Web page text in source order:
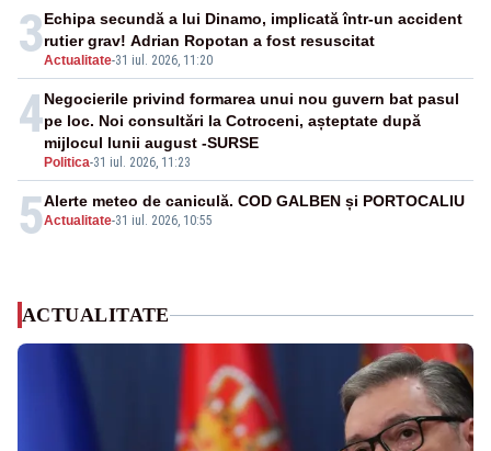
3Actualitate-31 iul. 2026, 11:20
Echipa secundă a lui Dinamo, implicată într-un accident
rutier grav! Adrian Ropotan a fost resuscitat
4
Politica-31 iul. 2026, 11:23
Negocierile privind formarea unui nou guvern bat pasul
pe loc. Noi consultări la Cotroceni, așteptate după
mijlocul lunii august -SURSE
5Actualitate-31 iul. 2026, 10:55
Alerte meteo de caniculă. COD GALBEN și PORTOCALIU
ACTUALITATE